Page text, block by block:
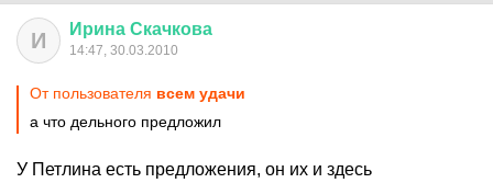
И Ирина Скачкова
14:47, 30.03.2010
От пользователя всем удачи
а что дельного предложил
У Петлина есть предложения, он их и здесь